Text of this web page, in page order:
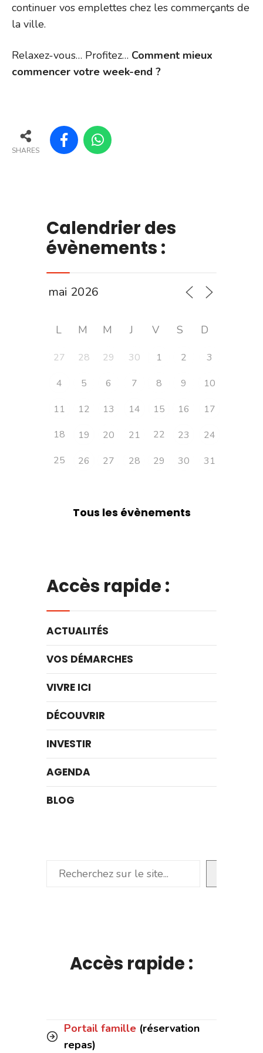
continuer vos emplettes chez les commerçants de
la ville.
Relaxez-vous… Profitez… Comment mieux
commencer votre week-end ?
SHARES
Calendrier des
évènements :
L M M J V S D
27 28 29 30 1 2
3
4
5 6 7 8 9
10
11
12 13 14 15 16
17
18
19 20 21 22 23
24
25
26 27 28 29 30 31
Tous les évènements
Accès rapide :
ACTUALITÉS
VOS DÉMARCHES
VIVRE ICI
DÉCOUVRIR
INVESTIR
AGENDA
BLOG
Rechercher
Accès rapide :
Portail famille (réservation
repas)